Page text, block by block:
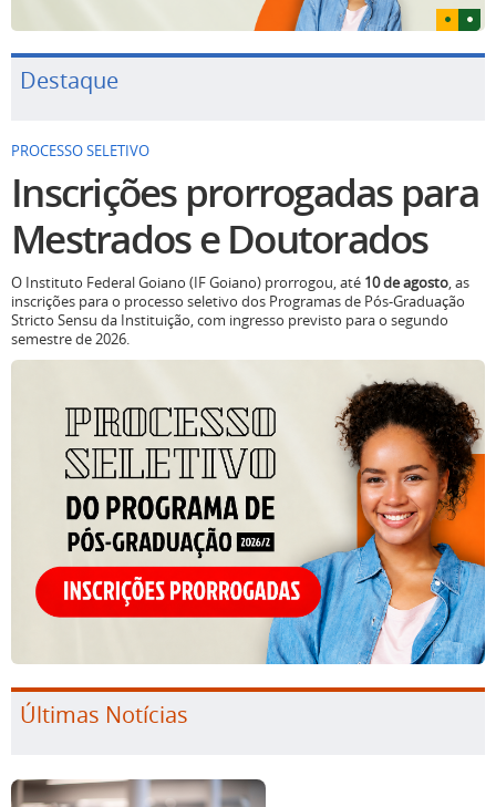
Destaque
PROCESSO SELETIVO
Inscrições prorrogadas para
Mestrados e Doutorados
O Instituto Federal Goiano (IF Goiano) prorrogou, até 10 de agosto, as
inscrições para o processo seletivo dos Programas de Pós-Graduação
Stricto Sensu da Instituição, com ingresso previsto para o segundo
semestre de 2026.
Últimas Notícias